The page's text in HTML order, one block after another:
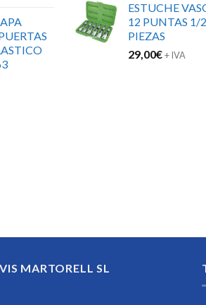
ESTUCHE
12 PUNTAS 1/
PIEZAS
29,00€+ IVA
MARTORELL SL